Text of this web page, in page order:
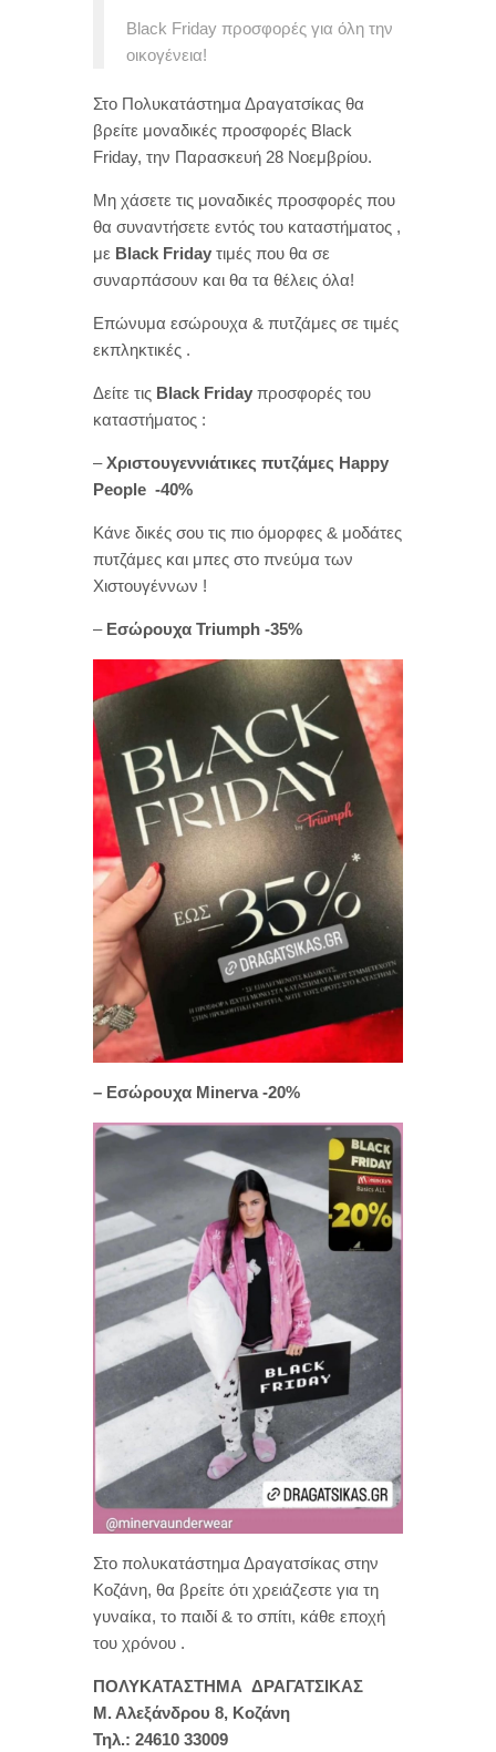
Black Friday προσφορές για όλη την
οικογένεια!
Στο Πολυκατάστημα Δραγατσίκας θα
βρείτε μοναδικές προσφορές Black
Friday, την Παρασκευή 28 Νοεμβρίου.
Μη χάσετε τις μοναδικές προσφορές που
θα συναντήσετε εντός του καταστήματος ,
με Black Friday τιμές που θα σε
συναρπάσουν και θα τα θέλεις όλα!
Επώνυμα εσώρουχα & πυτζάμες σε τιμές
εκπληκτικές .
Δείτε τις Black Friday προσφορές του
καταστήματος :
–Χριστουγεννιάτικες πυτζάμες Happy
People -40%
Κάνε δικές σου τις πιο όμορφες & μοδάτες
πυτζάμες και μπες στο πνεύμα των
Χιστουγέννων !
–Εσώρουχα Triumph -35%
– Εσώρουχα Minerva -20%
Στο πολυκατάστημα Δραγατσίκας στην
Κοζάνη, θα βρείτε ότι χρειάζεστε για τη
γυναίκα, το παιδί & το σπίτι, κάθε εποχή
του χρόνου .
ΠΟΛΥΚΑΤΑΣΤΗΜΑ ΔΡΑΓΑΤΣΙΚΑΣ
Μ. Αλεξάνδρου 8, Κοζάνη
Τηλ.: 24610 33009